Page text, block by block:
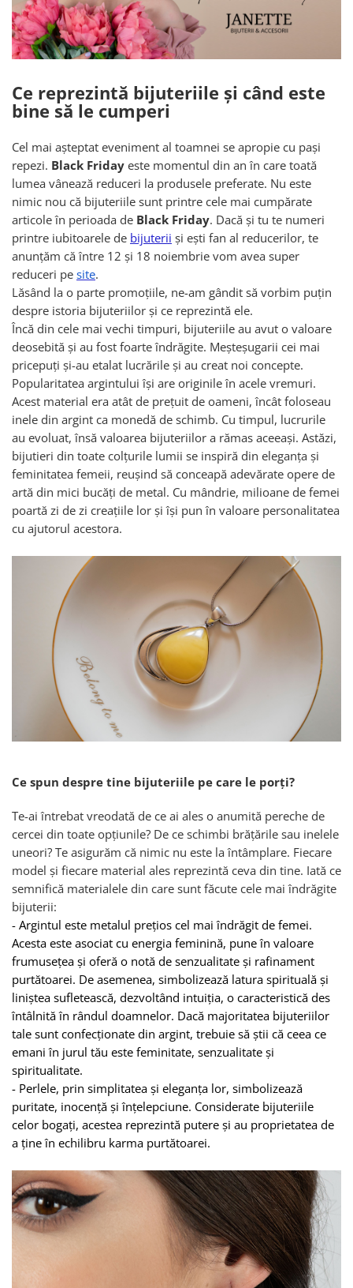
Bănuț Moț Personalizat
Seturi Brățări Personalizate
Seturi Lănțișoare Personalizate
Bijuterii Personalizate Spotify
Cercei Argint
Cercei Fashion
Coliere Argint
Bijuterii Fashion
Accesorii
Portofele
CARD CADOU
Ce reprezintă bijuteriile și când este
bine să le cumperi
Cel mai așteptat eveniment al toamnei se apropie cu pași
repezi. Black Friday este momentul din an în care toată
lumea vânează reduceri la produsele preferate. Nu este
nimic nou că bijuteriile sunt printre cele mai cumpărate
articole în perioada de Black Friday. Dacă și tu te numeri
printre iubitoarele de bijuterii și ești fan al reducerilor, te
anunțăm că între 12 și 18 noiembrie vom avea super
reduceri pe site.
Lăsând la o parte promoțiile, ne-am gândit să vorbim puțin
despre istoria bijuteriilor și ce reprezintă ele.
Încă din cele mai vechi timpuri, bijuteriile au avut o valoare
deosebită și au fost foarte îndrăgite. Meșteșugarii cei mai
pricepuți și-au etalat lucrările și au creat noi concepte.
Popularitatea argintului își are originile în acele vremuri.
Acest material era atât de prețuit de oameni, încât foloseau
inele din argint ca monedă de schimb. Cu timpul, lucrurile
au evoluat, însă valoarea bijuteriilor a rămas aceeași. Astăzi,
bijutieri din toate colțurile lumii se inspiră din eleganța și
feminitatea femeii, reușind să conceapă adevărate opere de
artă din mici bucăți de metal. Cu mândrie, milioane de femei
poartă zi de zi creațiile lor și își pun în valoare personalitatea
cu ajutorul acestora.
Ce spun despre tine bijuteriile pe care le porți?
Te-ai întrebat vreodată de ce ai ales o anumită pereche de
cercei din toate opțiunile? De ce schimbi brățările sau inelele
uneori? Te asigurăm că nimic nu este la întâmplare. Fiecare
model și fiecare material ales reprezintă ceva din tine. Iată ce
semnifică materialele din care sunt făcute cele mai îndrăgite
bijuterii:
- Argintul este metalul prețios cel mai îndrăgit de femei.
Acesta este asociat cu energia feminină, pune în valoare
frumusețea și oferă o notă de senzualitate și rafinament
purtătoarei. De asemenea, simbolizează latura spirituală și
liniștea sufletească, dezvoltând intuiția, o caracteristică des
întâlnită în rândul doamnelor. Dacă majoritatea bijuteriilor
tale sunt confecționate din argint, trebuie să știi că ceea ce
emani în jurul tău este feminitate, senzualitate și
spiritualitate.
- Perlele, prin simplitatea și eleganța lor, simbolizează
puritate, inocență și înțelepciune. Considerate bijuteriile
celor bogați, acestea reprezintă putere și au proprietatea de
a ține în echilibru karma purtătoarei.